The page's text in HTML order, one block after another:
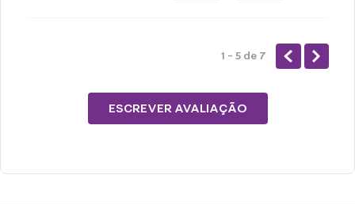
1 - 5 de 7
ESCREVER AVALIAÇÃO